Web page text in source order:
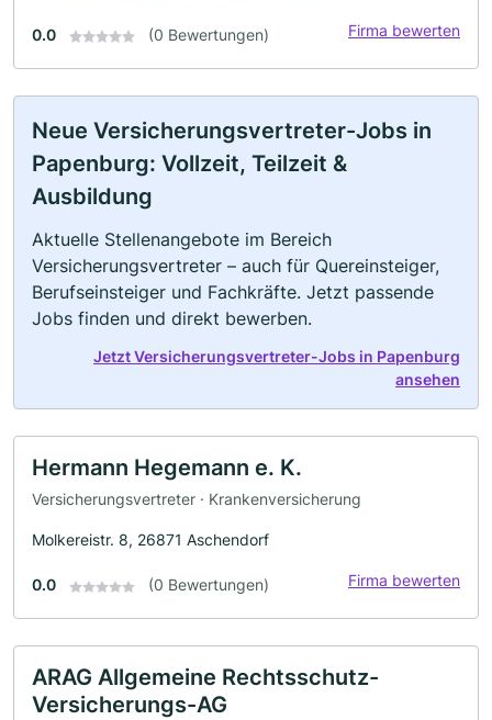
0.0 (0 Bewertungen) Firma bewerten
Neue Versicherungsvertreter-Jobs in
Papenburg: Vollzeit, Teilzeit &
Ausbildung
Aktuelle Stellenangebote im Bereich
Versicherungsvertreter – auch für Quereinsteiger,
Berufseinsteiger und Fachkräfte. Jetzt passende
Jobs finden und direkt bewerben.
Jetzt Versicherungsvertreter-Jobs in Papenburg
ansehen
Hermann Hegemann e. K.
Versicherungsvertreter · Krankenversicherung
Molkereistr. 8, 26871 Aschendorf
0.0 (0 Bewertungen) Firma bewerten
ARAG Allgemeine Rechtsschutz-
Versicherungs-AG